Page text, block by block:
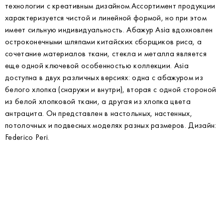
технологии с креативным дизайном.Ассортимент продукции
характеризуется чистой и линейной формой, но при этом
имеет сильную индивидуальность. Абажур Asia вдохновлен
остроконечными шляпами китайских сборщиков риса, а
сочетание материалов ткани, стекла и металла является
еще одной ключевой особенностью коллекции. Asia
доступна в двух различных версиях: одна с абажуром из
белого хлопка (снаружи и внутри), вторая с одной стороной
из белой хлопковой ткани, а другая из хлопка цвета
антрацита. Он представлен в настольных, настенных,
потолочных и подвесных моделях разных размеров. Дизайн:
Federico Peri.